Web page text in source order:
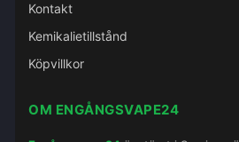
Kontakt
Kemikalietillstånd
Köpvillkor
OM ENGÅNGSVAPE24